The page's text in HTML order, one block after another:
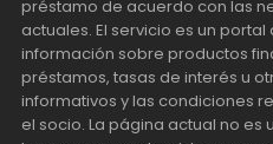
préstamo de acuerdo con las
actuales. El servicio es un
información sobre productos
préstamos, tasas de interés u
informativos y las condiciones
el socio. La página actual no es